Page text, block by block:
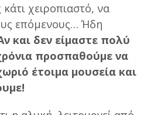
κάτι χειροπιαστό, να
επόμενους… Ήδη
και δεν είμαστε πολύ
προσπαθούμε να
έτοιμα μουσεία και